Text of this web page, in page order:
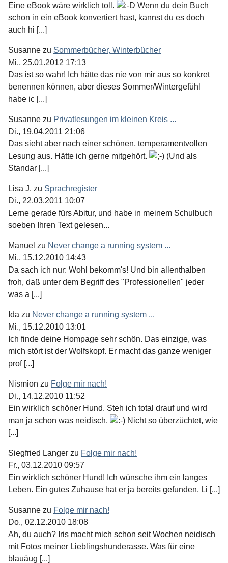
Eine eBook wäre wirklich toll.
Wenn du dein Buch
schon in ein eBook konvertiert hast, kannst du es doch
auch hi [...]
Susanne zu Sommerbücher, Winterbücher
Mi., 25.01.2012 17:13
Das ist so wahr! Ich hätte das nie von mir aus so konkret
benennen können, aber dieses Sommer/Wintergefühl
habe ic [...]
Susanne zu Privatlesungen im kleinen Kreis ...
Di., 19.04.2011 21:06
Das sieht aber nach einer schönen, temperamentvollen
Lesung aus. Hätte ich gerne mitgehört.
(Und als
Standar [...]
Lisa J. zu Sprachregister
Di., 22.03.2011 10:07
Lerne gerade fürs Abitur, und habe in meinem Schulbuch
soeben Ihren Text gelesen...
Manuel zu Never change a running system ...
Mi., 15.12.2010 14:43
Da sach ich nur: Wohl bekomm's! Und bin allenthalben
froh, daß unter dem Begriff des "Professionellen" jeder
was a [...]
Ida zu Never change a running system ...
Mi., 15.12.2010 13:01
Ich finde deine Hompage sehr schön. Das einzige, was
mich stört ist der Wolfskopf. Er macht das ganze weniger
prof [...]
Nismion zu Folge mir nach!
Di., 14.12.2010 11:52
Ein wirklich schöner Hund. Steh ich total drauf und wird
man ja schon was neidisch.
Nicht so überzüchtet, wie
[...]
Siegfried Langer zu Folge mir nach!
Fr., 03.12.2010 09:57
Ein wirklich schöner Hund! Ich wünsche ihm ein langes
Leben. Ein gutes Zuhause hat er ja bereits gefunden. Li [...]
Susanne zu Folge mir nach!
Do., 02.12.2010 18:08
Ah, du auch? Iris macht mich schon seit Wochen neidisch
mit Fotos meiner Lieblingshunderasse. Was für eine
blauäug [...]